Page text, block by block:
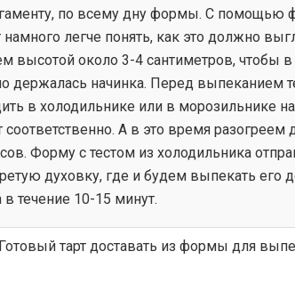
по всему дну формы. С помощью
намного легче понять, как это должно
высотой около 3-4 сантиметров, чтобы
держалась начинка. Перед выпеканием
в холодильнике или в морозильнике
соответственно. А в это время разогреем
Форму с тестом из холодильника
духовку, где и будем выпекать его
в течение 10-15 минут.
Готовый тарт доставать из формы для